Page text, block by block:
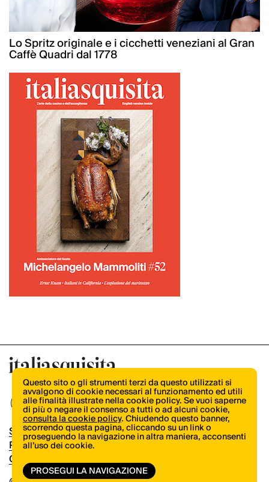
Lo Spritz originale e i cicchetti veneziani al Gran
Caffè Quadri dal 1778
Shop
Pubblicità
Contatti
Questo sito o gli strumenti terzi da questo utilizzati si
avvalgono di cookie necessari al funzionamento ed utili
alle finalità illustrate nella cookie policy. Se vuoi saperne
di più o negare il consenso a tutti o ad alcuni cookie,
consulta la cookie policy. Chiudendo questo banner,
scorrendo questa pagina, cliccando su un link o
proseguendo la navigazione in altra maniera, acconsenti
all’uso dei cookie.
PROSEGUI LA NAVIGAZIONE